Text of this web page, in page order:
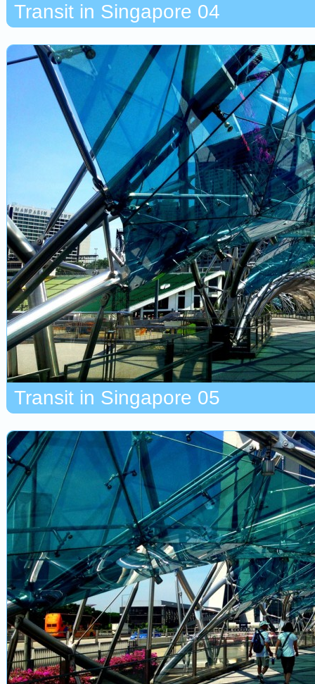
Transit in Singapore 04
Transit in Singapore 05